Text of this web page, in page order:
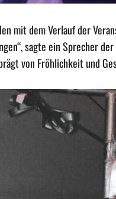
mit dem Verlauf der
sagte ein Sprecher
von Fröhlichkeit und